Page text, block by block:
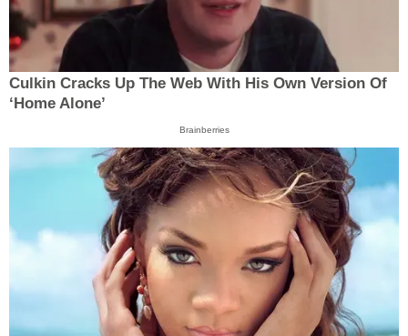
Culkin Cracks Up The Web With His Own Version Of
‘Home Alone’
Brainberries